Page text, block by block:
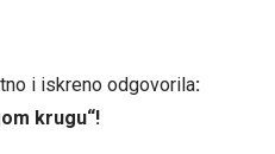
i iskreno odgovorila:
krugu“!